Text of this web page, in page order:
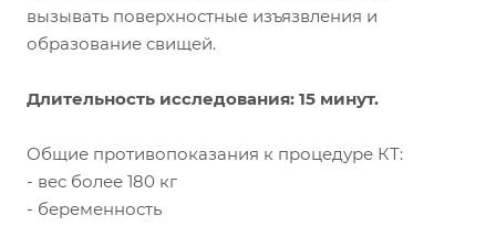
вызывать поверхностные изъязвления и
образование свищей.
Длительность исследования: 15 минут.
Общие противопоказания к процедуре КТ:
- вес более 180 кг
- беременность